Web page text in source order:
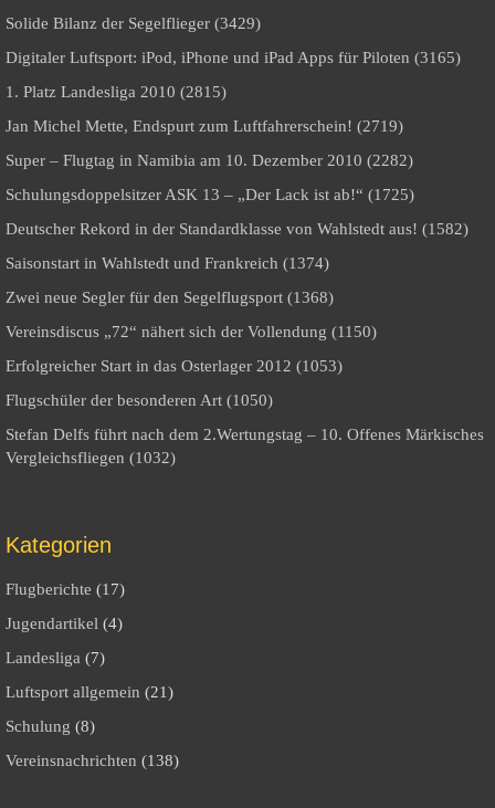
Solide Bilanz der Segelflieger (3429)
Digitaler Luftsport: iPod, iPhone und iPad Apps für Piloten (3165)
1. Platz Landesliga 2010 (2815)
Jan Michel Mette, Endspurt zum Luftfahrerschein! (2719)
Super – Flugtag in Namibia am 10. Dezember 2010 (2282)
Schulungsdoppelsitzer ASK 13 – „Der Lack ist ab!“ (1725)
Deutscher Rekord in der Standardklasse von Wahlstedt aus! (1582)
Saisonstart in Wahlstedt und Frankreich (1374)
Zwei neue Segler für den Segelflugsport (1368)
Vereinsdiscus „72“ nähert sich der Vollendung (1150)
Erfolgreicher Start in das Osterlager 2012 (1053)
Flugschüler der besonderen Art (1050)
Stefan Delfs führt nach dem 2.Wertungstag – 10. Offenes Märkisches
Vergleichsfliegen (1032)
Kategorien
Flugberichte (17)
Jugendartikel (4)
Landesliga (7)
Luftsport allgemein (21)
Schulung (8)
Vereinsnachrichten (138)